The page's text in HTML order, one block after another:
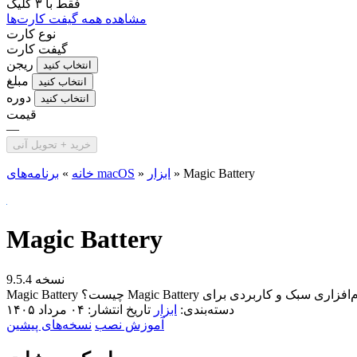
فقط با ۳ کلیک
مشاهده همه گیفت کارت‌ها
نوع کارت
گیفت کارت
ریجن
انتخاب کنید
مبلغ انتخاب کنید
دوره انتخاب کنید
قیمت
—
خرید + تحویل آنی
خانه » برنامه‌های macOS » ابزار » Magic Battery
Magic Battery
نسخه 9.5.4
دسته‌بندی: ابزار تاریخ انتشار: ۰۴ مرداد ۱۴۰۵
آموزش نصب نسخه‌های پیشین